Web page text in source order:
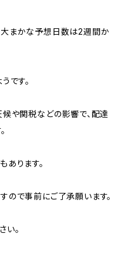
まかな予想日数は2週間か
です。
候や関税などの影響で、配達
ります。
ので事前にご了承願います。
い。